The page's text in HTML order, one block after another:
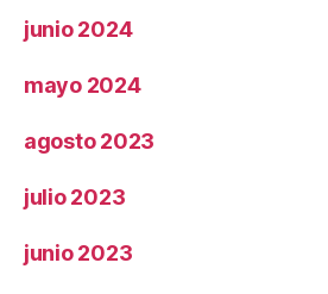
junio 2024
mayo 2024
agosto 2023
julio 2023
junio 2023